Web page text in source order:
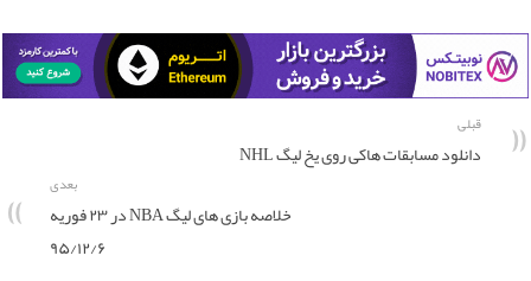
قبلی
دانلود مسابقات هاکی روی یخ لیگ NHL
بعدی
خلاصه بازی های لیگ NBA در ۲۳ فوریه
۹۵/۱۲/۶